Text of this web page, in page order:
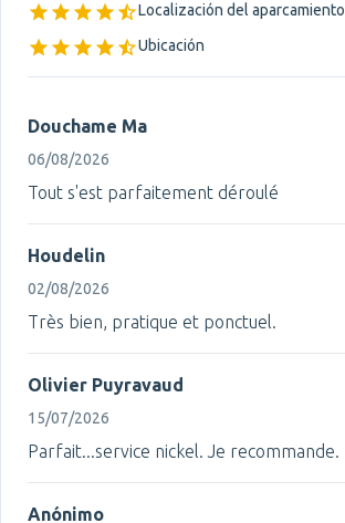
Localización del aparcamiento
Ubicación
Douchame Ma
06/08/2026
Tout s'est parfaitement déroulé
Houdelin
02/08/2026
Très bien, pratique et ponctuel.
Olivier Puyravaud
15/07/2026
Parfait...service nickel. Je recommande.
Anónimo